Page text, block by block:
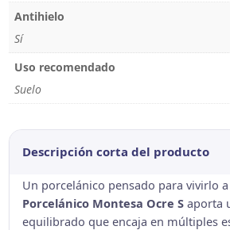
Antihielo
Sí
Uso recomendado
Suelo
Descripción corta del producto
Un porcelánico pensado para vivirlo
Porcelánico Montesa Ocre S aporta
equilibrado que encaja en múltiples